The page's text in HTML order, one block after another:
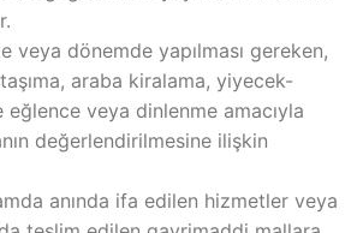
veya dönemde yapılması gereken,
araba kiralama, yiyecek-
veya dinlenme amacıyla
değerlendirilmesine ilişkin
anında ifa edilen hizmetler veya